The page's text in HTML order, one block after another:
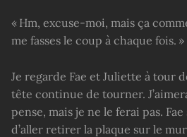
« Hm, excuse-moi, mais ça
me fasses le coup à chaque fois. »
Je regarde Fae et Juliette à tour
tête continue de tourner.
pense, mais je ne le ferai pas. Fae
d’aller retirer la plaque sur le